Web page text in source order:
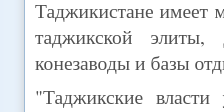
Таджикистане имеет
таджикской элиты,
конезаводы и базы
"Таджикские